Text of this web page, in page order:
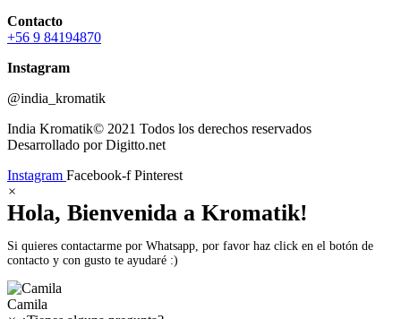
Contacto
+56 9 84194870
Instagram
@india_kromatik
India Kromatik© 2021 Todos los derechos reservados
Desarrollado por Digitto.net
Instagram Facebook-f Pinterest
×
Hola, Bienvenida a Kromatik!
Si quieres contactarme por Whatsapp, por favor haz click en el botón de
contacto y con gusto te ayudaré :)
Camila